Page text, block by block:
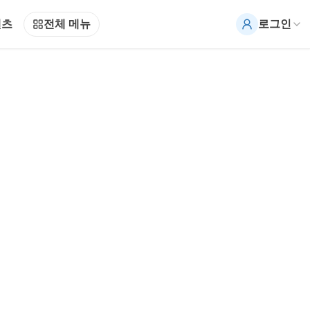
전체 메뉴 로그인